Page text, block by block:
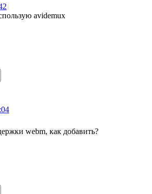
avidemux
webm, как добавить?